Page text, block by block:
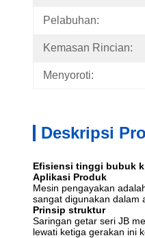
Pelabuhan:
Kemasan Rincian:
Menyoroti:
Deskripsi
Efisiensi tinggi bubuk
Aplikasi Produk
Mesin pengayakan
sangat digunakan dalam
Prinsip struktur
Saringan getar seri JB
lewati ketiga gerakan ini